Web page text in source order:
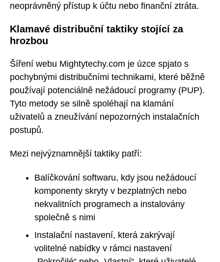
neoprávněný přístup k účtu nebo finanční ztráta.
Klamavé distribuční taktiky stojící za
hrozbou
Šíření webu Mightytechy.com je úzce spjato s
pochybnými distribučními technikami, které běžně
používají potenciálně nežádoucí programy (PUP).
Tyto metody se silně spoléhají na klamání
uživatelů a zneužívání nepozorných instalačních
postupů.
Mezi nejvýznamnější taktiky patří:
Balíčkování softwaru, kdy jsou nežádoucí
komponenty skryty v bezplatných nebo
nekvalitních programech a instalovány
společně s nimi
Instalační nastavení, která zakrývají
volitelné nabídky v rámci nastavení